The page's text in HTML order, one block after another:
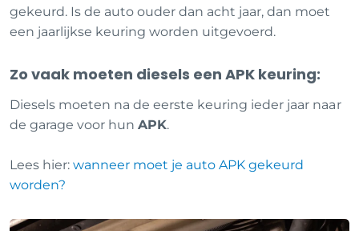
gekeurd. Is de auto ouder dan acht jaar, dan moet
een jaarlijkse keuring worden uitgevoerd.
Zo vaak moeten diesels een APK keuring:
Diesels moeten na de eerste keuring ieder jaar naar
de garage voor hunAPK.
Lees hier:wanneer moet je auto APK gekeurd
worden?